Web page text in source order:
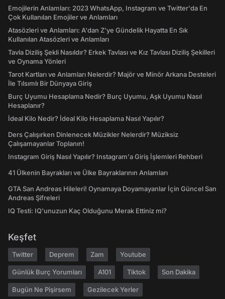
Emojilerin Anlamları: 2023 WhatsApp, Instagram ve Twitter'da En
Çok Kullanılan Emojiler ve Anlamları
Atasözleri ve Anlamları: A'dan Z'ye Gündelik Hayatta En Sık
Kullanılan Atasözleri ve Anlamları
Tavla Diziliş Şekli Nasıldır? Erkek Tavlası ve Kız Tavlası Diziliş Şekilleri
ve Oynama Yönleri
Tarot Kartları ve Anlamları Nelerdir? Majör ve Minör Arkana Desteleri
İle Tılsımlı Bir Dünyaya Giriş
Burç Uyumu Hesaplama Nedir? Burç Uyumu, Aşk Uyumu Nasıl
Hesaplanır?
İdeal Kilo Nedir? İdeal Kilo Hesaplama Nasıl Yapılır?
Ders Çalışırken Dinlenecek Müzikler Nelerdir? Müziksiz
Çalışamayanlar Toplanın!
Instagram Giriş Nasıl Yapılır? Instagram'a Giriş İşlemleri Rehberi
41 Ülkenin Bayrakları ve Ülke Bayraklarının Anlamları
GTA San Andreas Hileleri! Oynamaya Doyamayanlar İçin Güncel San
Andreas Şifreleri
IQ Testi: IQ'unuzun Kaç Olduğunu Merak Ettiniz mi?
Keşfet
Twitter Deprem Zam Youtube
Günlük Burç Yorumları A101 Tiktok Son Dakika
Bugün Ne Pişirsem Gezilecek Yerler